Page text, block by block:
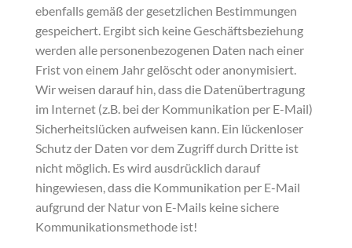
ebenfalls gemäß der gesetzlichen Bestimmungen
gespeichert. Ergibt sich keine Geschäftsbeziehung
werden alle personenbezogenen Daten nach einer
Frist von einem Jahr gelöscht oder anonymisiert.
Wir weisen darauf hin, dass die Datenübertragung
im Internet (z.B. bei der Kommunikation per E-Mail)
Sicherheitslücken aufweisen kann. Ein lückenloser
Schutz der Daten vor dem Zugriff durch Dritte ist
nicht möglich. Es wird ausdrücklich darauf
hingewiesen, dass die Kommunikation per E-Mail
aufgrund der Natur von E-Mails keine sichere
Kommunikationsmethode ist!